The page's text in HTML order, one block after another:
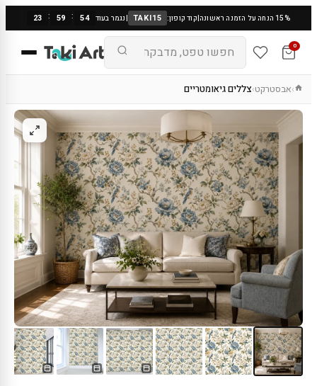
15% הנחה על הזמנה ראשונה |קוד קופון: TAKI15
|נגמר בעוד 23 : 59 : 53
0
›אבסטרקט›צללים גיאומטריים